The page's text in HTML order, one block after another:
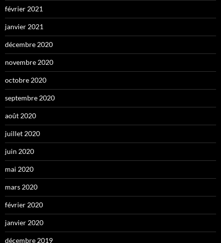
février 2021
janvier 2021
décembre 2020
novembre 2020
octobre 2020
septembre 2020
août 2020
juillet 2020
juin 2020
mai 2020
mars 2020
février 2020
janvier 2020
décembre 2019